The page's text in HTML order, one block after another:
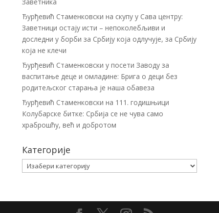
Ђурђевић Стаменковски на скупу у Сава центру:
Заветници остају исти – непоколебљиви и
доследни у борби за Србију која одлучује, за Србију
која не клечи
Ђурђевић Стаменковски у посети Заводу за
васпитање деце и омладине: Брига о деци без
родитељског старања је наша обавеза
Ђурђевић Стаменковски на 111. годишњици
Колубарске битке: Србија се не чува само
храброшћу, већ и добротом
Категорије
Категорије